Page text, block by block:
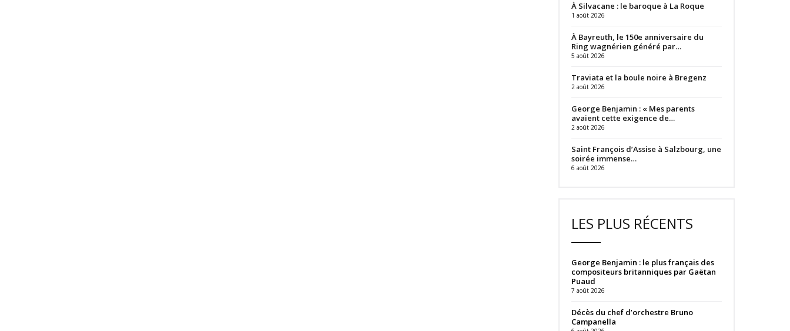
À Silvacane : le baroque à La Roque
1 août 2026
À Bayreuth, le 150e anniversaire du
Ring wagnérien généré par…
5 août 2026
Traviata et la boule noire à Bregenz
2 août 2026
George Benjamin : « Mes parents
avaient cette exigence de…
2 août 2026
Saint François d’Assise à Salzbourg, une
soirée immense…
6 août 2026
LES PLUS RÉCENTS
George Benjamin : le plus français des
compositeurs britanniques par Gaëtan
Puaud
7 août 2026
Décès du chef d’orchestre Bruno
Campanella